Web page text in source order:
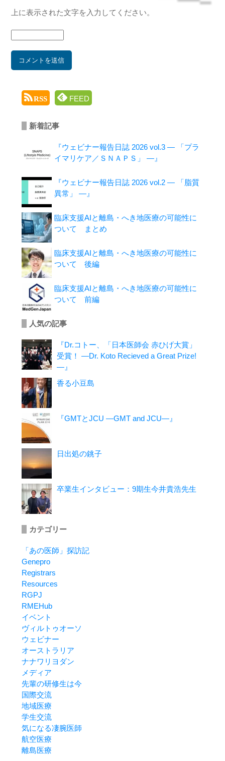
上に表示された文字を入力してください。
RSS FEED
新着記事
『ウェビナー報告日誌 2026 vol.3 ― 「プラ
イマリケア／ＳＮＡＰＳ」 ―』
『ウェビナー報告日誌 2026 vol.2 ― 「脂質
異常」 ―』
臨床支援AIと離島・へき地医療の可能性に
ついて まとめ
臨床支援AIと離島・へき地医療の可能性に
ついて 後編
臨床支援AIと離島・へき地医療の可能性に
ついて 前編
人気の記事
『Dr.コトー、「日本医師会 赤ひげ大賞」
受賞！ ―Dr. Koto Recieved a Great Prize!
―』
香る小豆島
『GMTとJCU ―GMT and JCU―』
日出処の銚子
卒業生インタビュー：9期生今井貴浩先生
カテゴリー
「あの医師」探訪記
Genepro
Registrars
Resources
RGPJ
RMEHub
イベント
ヴィルトゥオーソ
ウェビナー
オーストラリア
ナナワリヨダン
メディア
先輩の研修生は今
国際交流
地域医療
学生交流
気になる凄腕医師
航空医療
離島医療